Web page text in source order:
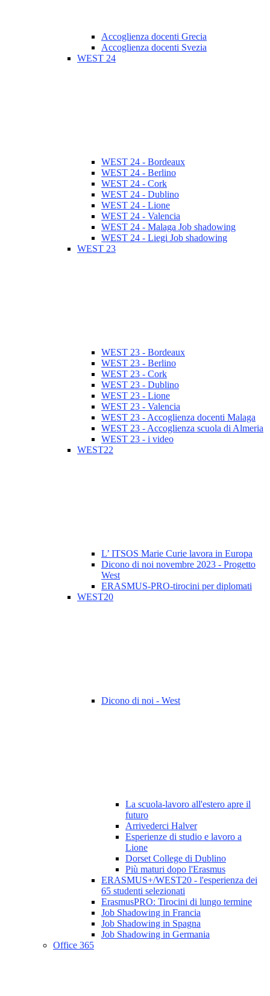
Accoglienza docenti Grecia
Accoglienza docenti Svezia
WEST 24
WEST 24 - Bordeaux
WEST 24 - Berlino
WEST 24 - Cork
WEST 24 - Dublino
WEST 24 - Lione
WEST 24 - Valencia
WEST 24 - Malaga Job shadowing
WEST 24 - Liegi Job shadowing
WEST 23
WEST 23 - Bordeaux
WEST 23 - Berlino
WEST 23 - Cork
WEST 23 - Dublino
WEST 23 - Lione
WEST 23 - Valencia
WEST 23 - Accoglienza docenti Malaga
WEST 23 - Accoglienza scuola di Almeria
WEST 23 - i video
WEST22
L’ ITSOS Marie Curie lavora in Europa
Dicono di noi novembre 2023 - Progetto
West
ERASMUS-PRO-tirocini per diplomati
WEST20
Dicono di noi - West
La scuola-lavoro all'estero apre il
futuro
Arrivederci Halver
Esperienze di studio e lavoro a
Lione
Dorset College di Dublino
Più maturi dopo l'Erasmus
ERASMUS+/WEST20 - l'esperienza dei
65 studenti selezionati
ErasmusPRO: Tirocini di lungo termine
Job Shadowing in Francia
Job Shadowing in Spagna
Job Shadowing in Germania
Office 365